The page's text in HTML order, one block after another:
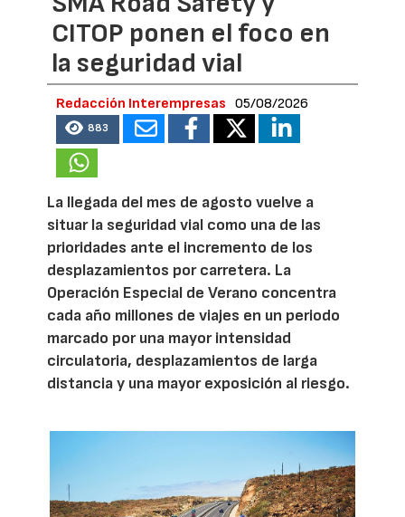
CITOP ponen el foco en
la seguridad vial
Redacción Interempresas 05/08/2026
883
La llegada del mes de agosto vuelve a
situar la seguridad vial como una de las
prioridades ante el incremento de los
desplazamientos por carretera. La
Operación Especial de Verano concentra
cada año millones de viajes en un periodo
marcado por una mayor intensidad
circulatoria, desplazamientos de larga
distancia y una mayor exposición al riesgo.